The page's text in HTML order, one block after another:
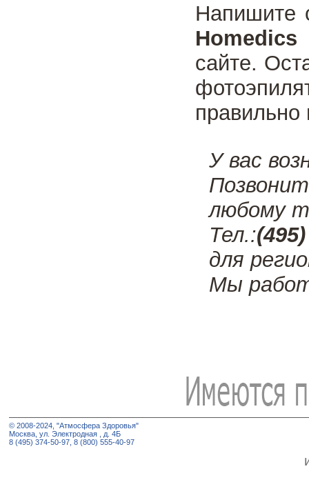
Напишите
Homedics
сайте.
правильно
У вас
любому
Тел.:
для
Мы
© 2008-2024, "Атмосфера Здоровья"
Москва, ул. Электродная , д. 4Б
8 (495) 374-50-97, 8 (800) 555-40-97